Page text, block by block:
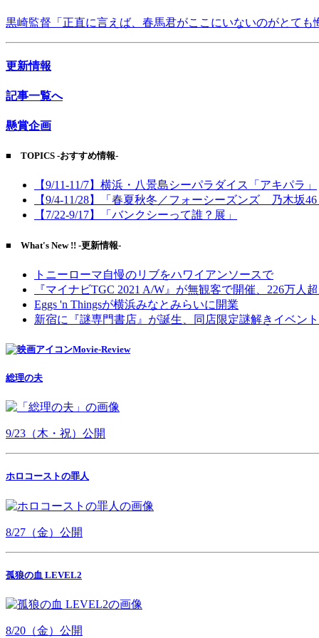
黒崎監督「正直に言えば、春馬君がここにいないのがとても
更新情報
記事一覧へ
懸賞企画
■ TOPICS -おすすめ情報-
【9/11-11/7】横浜・八景島シーパラダイス「アキパラ」
【9/4-11/28】「春夏秋冬／フォーシーズンズ 乃木坂46
【7/22-9/17】「バンクシーって誰？展」
■ What's New !! -更新情報-
トニーローマ自慢のリブをハワイアンソースで
『マイナビTGC 2021 A/W』が無観客で開催、226万人
Eggs 'n Thingsが横浜みなとみらいに開業
新宿に『謎専門書店』が誕生、同店限定謎解きイベン
Movie-Review
総理の夫
9/23（木・祝）公開
ホロコーストの罪人
8/27（金）公開
孤狼の血 LEVEL2
8/20（金）公開